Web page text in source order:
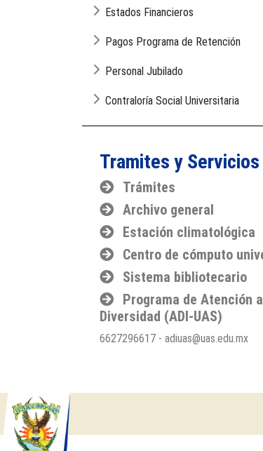
Estados Financieros
Pagos Programa de Retención
Personal Jubilado
Contraloría Social Universitaria
Tramites y Servicios
Trámites
Archivo general
Estación climatológica
Centro de cómputo
Sistema bibliotecario
Programa de Atención
Diversidad (ADI-UAS)
6627296617 - adiuas@uas.edu.mx